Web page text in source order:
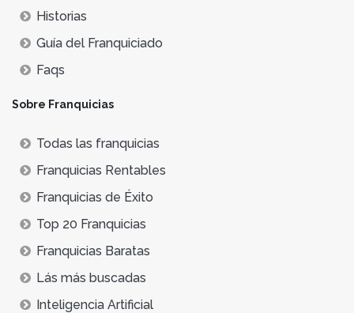
Historias
Guía del Franquiciado
Faqs
Sobre Franquicias
Todas las franquicias
Franquicias Rentables
Franquicias de Éxito
Top 20 Franquicias
Franquicias Baratas
Lás más buscadas
Inteligencia Artificial